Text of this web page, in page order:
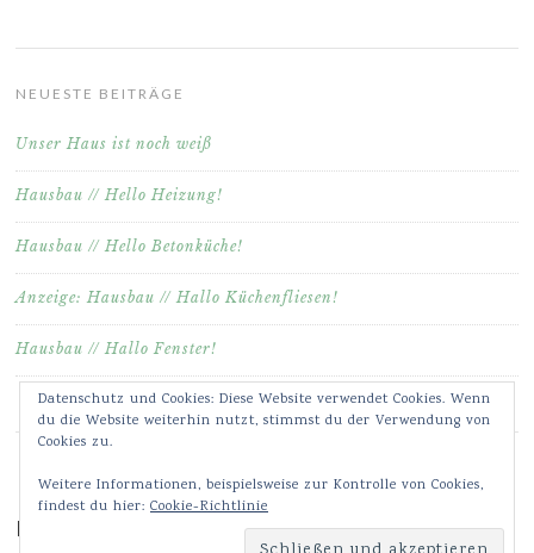
NEUESTE BEITRÄGE
Unser Haus ist noch weiß
Hausbau // Hello Heizung!
Hausbau // Hello Betonküche!
Anzeige: Hausbau // Hallo Küchenfliesen!
Hausbau // Hallo Fenster!
Meine Bilder & Videos auf Instagram ♥
Datenschutz und Cookies: Diese Website verwendet Cookies. Wenn
du die Website weiterhin nutzt, stimmst du der Verwendung von
Cookies zu.
Weitere Informationen, beispielsweise zur Kontrolle von Cookies,
findest du hier: Cookie-Richtlinie